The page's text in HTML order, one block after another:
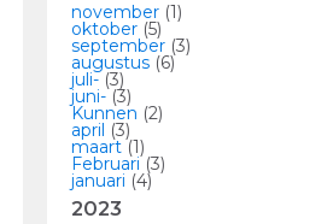
november (1)
oktober (5)
september (3)
augustus (6)
juli-(3)
juni-(3)
Kunnen (2)
april (3)
maart(1)
Februari(3)
januari (4)
2023